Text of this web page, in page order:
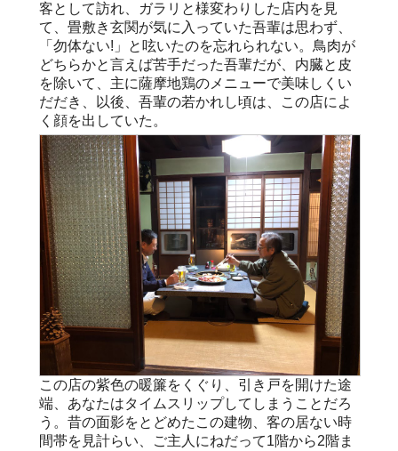
客として訪れ、ガラリと様変わりした店内を見
て、畳敷き玄関が気に入っていた吾輩は思わず、
「勿体ない!」と呟いたのを忘れられない。鳥肉が
どちらかと言えば苦手だった吾輩だが、内臓と皮
を除いて、主に薩摩地鶏のメニューで美味しくい
だだき、以後、吾輩の若かれし頃は、この店によ
く顔を出していた。
この店の紫色の暖簾をくぐり、引き戸を開けた途
端、あなたはタイムスリップしてしまうことだろ
う。昔の面影をとどめたこの建物、客の居ない時
間帯を見計らい、ご主人にねだって1階から2階ま